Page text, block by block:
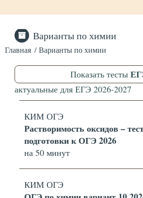
Варианты по химии
Главная Варианты по химии
Показать тесты
актуальные для ЕГЭ 2026-2027
КИМ ОГЭ
Растворимость оксидов –
подготовки к ОГЭ 2026
на 50 минут
КИМ ОГЭ